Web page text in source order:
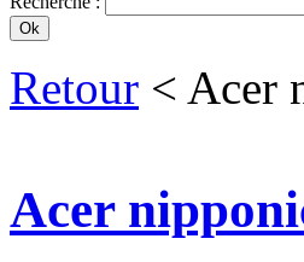
Retour < Acer
Acer